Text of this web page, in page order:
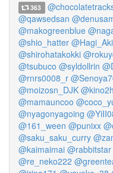
363
@qawsedsan
@makogreenblue
@shio_hatter
@shirohatakokki
@tsubuco @syldollrin
@rnrs0008_r
@moizosn_DJK
@mamauncoo
@nyagonyagoing
@161_ween @punixx
@saku_saku_curry
@kaimaimai @rabbitstar
@re_neko222